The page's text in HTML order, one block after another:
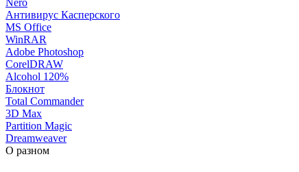
Nero
Антивирус Касперского
MS Office
WinRAR
Adobe Photoshop
CorelDRAW
Alcohol 120%
Блокнот
Total Commander
3D Max
Partition Magic
Dreamweaver
О разном